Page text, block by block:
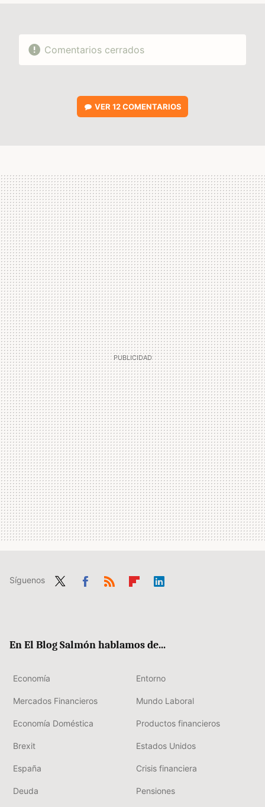
Comentarios cerrados
VER12 COMENTARIOS
Síguenos
En El Blog Salmón hablamos de...
Economía Entorno
Mercados Financieros Mundo Laboral
Economía Doméstica Productos financieros
Brexit Estados Unidos
España Crisis financiera
Deuda Pensiones